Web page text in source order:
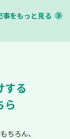
事をもっと見る
する
ら
ちろん、